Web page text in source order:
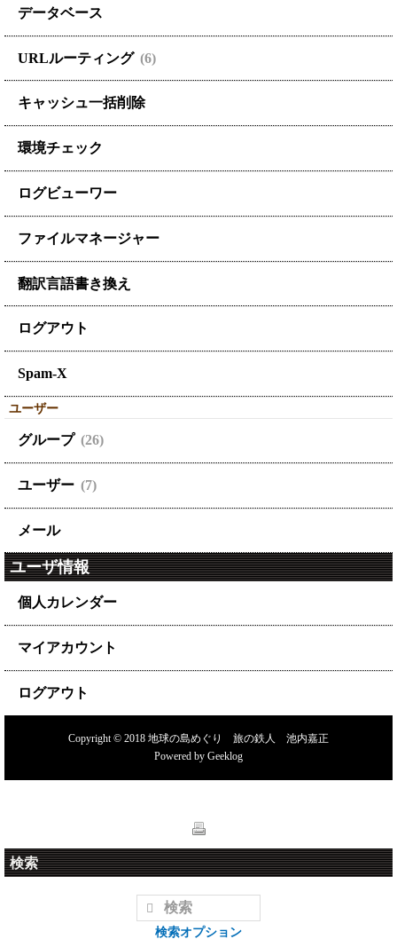
データベース
URLルーティング (6)
キャッシュ一括削除
環境チェック
ログビューワー
ファイルマネージャー
翻訳言語書き換え
ログアウト
Spam-X
ユーザー
グループ (26)
ユーザー (7)
メール
ユーザ情報
個人カレンダー
マイアカウント
ログアウト
Copyright © 2018 地球の島めぐり 旅の鉄人 池内嘉正
Powered by Geeklog
検索
検索オプション